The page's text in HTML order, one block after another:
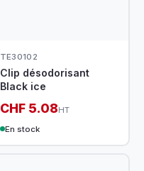
TE30102
Clip désodorisant
Black ice
CHF 5.08HT
En stock